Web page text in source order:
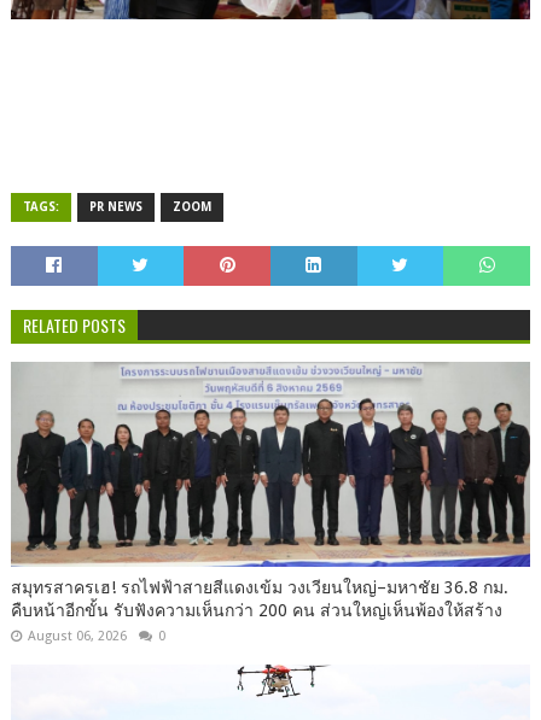
TAGS: PR NEWS ZOOM
RELATED POSTS
สมุทรสาครเฮ! รถไฟฟ้าสายสีแดงเข้ม วงเวียนใหญ่–มหาชัย 36.8 กม.
คืบหน้าอีกขั้น รับฟังความเห็นกว่า 200 คน ส่วนใหญ่เห็นพ้องให้สร้าง
August 06, 2026 0